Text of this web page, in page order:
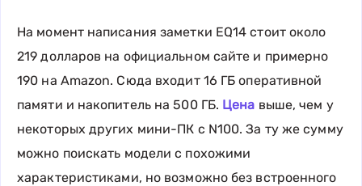
На момент написания заметки EQ14 стоит около
219 долларов на официальном сайте и примерно
190 на Amazon. Сюда входит 16 ГБ оперативной
памяти и накопитель на 500 ГБ. Цена выше, чем у
некоторых других мини-ПК с N100. За ту же сумму
можно поискать модели с похожими
характеристиками, но возможно без встроенного